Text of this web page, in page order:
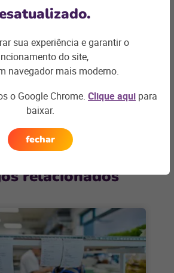
dúvida?
com os desafios do seu negócio e
asolução ideal
Entre em contato
relacionados
sua experiência e garantir o
do site,
navegador mais moderno.
o Google Chrome. Clique aqui para
baixar.
fechar